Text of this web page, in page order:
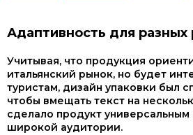
Адаптивность для разных
Учитывая, что продукция
итальянский рынок, но будет
туристам, дизайн упаковки был
чтобы вмещать текст на
сделало продукт
широкой аудитории.